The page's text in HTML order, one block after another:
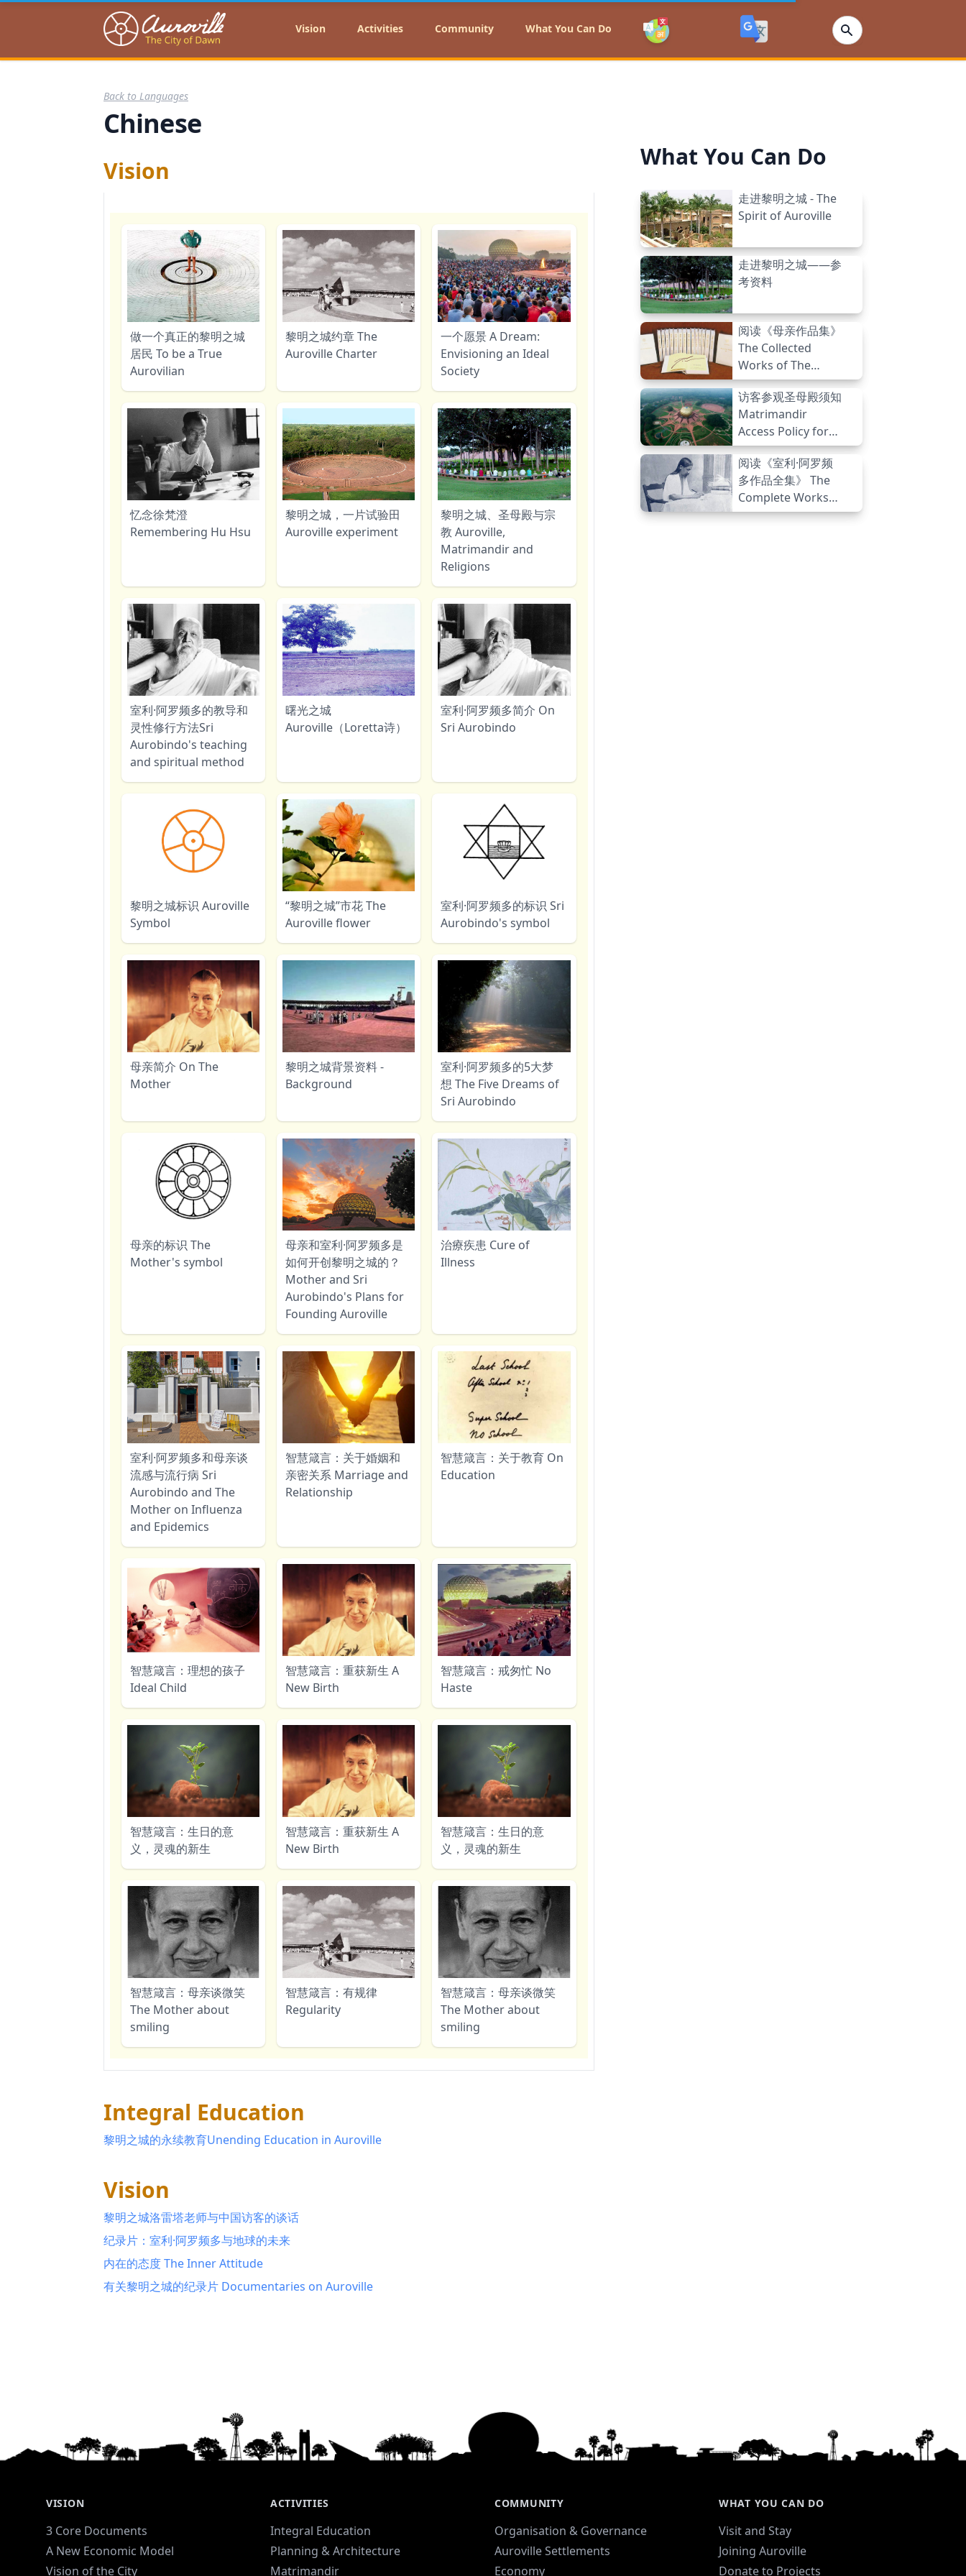
Auroville Vision Activities Community What You Can Do
Back to Languages
Chinese
Vision
做一个真正的黎明之城
居民 To be a True
Aurovilian
黎明之城约章 The
Auroville Charter
一个愿景 A Dream:
Envisioning an Ideal
Society
忆念徐梵澄
Remembering Hu Hsu
黎明之城，一片试验田
Auroville experiment
黎明之城、圣母殿与宗
教 Auroville,
Matrimandir and
Religions
室利·阿罗频多的教导和
灵性修行方法Sri
Aurobindo's teaching
and spiritual method
曙光之城
Auroville（Loretta诗）
室利·阿罗频多简介 On
Sri Aurobindo
黎明之城标识 Auroville
Symbol
“黎明之城”市花 The
Auroville flower
室利·阿罗频多的标识 Sri
Aurobindo's symbol
母亲简介 On The
Mother
黎明之城背景资料 -
Background
室利·阿罗频多的5大梦
想 The Five Dreams of
Sri Aurobindo
母亲的标识 The
Mother's symbol
母亲和室利·阿罗频多是
如何开创黎明之城的？
Mother and Sri
Aurobindo's Plans for
Founding Auroville
治療疾患 Cure of
Illness
室利·阿罗频多和母亲谈
流感与流行病 Sri
Aurobindo and The
Mother on Influenza
and Epidemics
智慧箴言：关于婚姻和
亲密关系 Marriage and
Relationship
智慧箴言：关于教育 On
Education
智慧箴言：理想的孩子
Ideal Child
智慧箴言：重获新生 A
New Birth
智慧箴言：戒匆忙 No
Haste
智慧箴言：生日的意
义，灵魂的新生
智慧箴言：重获新生 A
New Birth
智慧箴言：生日的意
义，灵魂的新生
智慧箴言：母亲谈微笑
The Mother about
smiling
智慧箴言：有规律
Regularity
智慧箴言：母亲谈微笑
The Mother about
smiling
Integral Education
黎明之城的永续教育Unending Education in Auroville
Vision
黎明之城洛雷塔老师与中国访客的谈话
纪录片：室利·阿罗频多与地球的未来
内在的态度 The Inner Attitude
有关黎明之城的纪录片 Documentaries on Auroville
What You Can Do
走进黎明之城 - The
Spirit of Auroville
走进黎明之城——参
考资料
阅读《母亲作品集》
The Collected
Works of The
Mother (CWM)
访客参观圣母殿须知
Matrimandir
Access Policy for
Visitors
阅读《室利·阿罗频
多作品全集》 The
Complete Works
of Sri Aurobindo
VISION
3 Core Documents
A New Economic Model
Vision of the City
ACTIVITIES
Integral Education
Planning & Architecture
Matrimandir
COMMUNITY
Organisation & Governance
Auroville Settlements
Economy
WHAT YOU CAN DO
Visit and Stay
Joining Auroville
Donate to Projects